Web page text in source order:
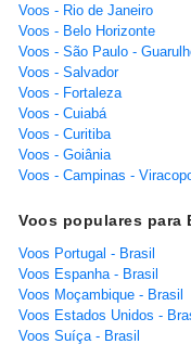
Voos - Rio de Janeiro
Voos - Belo Horizonte
Voos - São Paulo -
Voos - Salvador
Voos - Fortaleza
Voos - Cuiabá
Voos - Curitiba
Voos - Goiânia
Voos - Campinas -
Voos populares para
Voos Portugal - Brasil
Voos Espanha - Brasil
Voos Moçambique - Brasil
Voos Estados Unidos -
Voos Suíça - Brasil